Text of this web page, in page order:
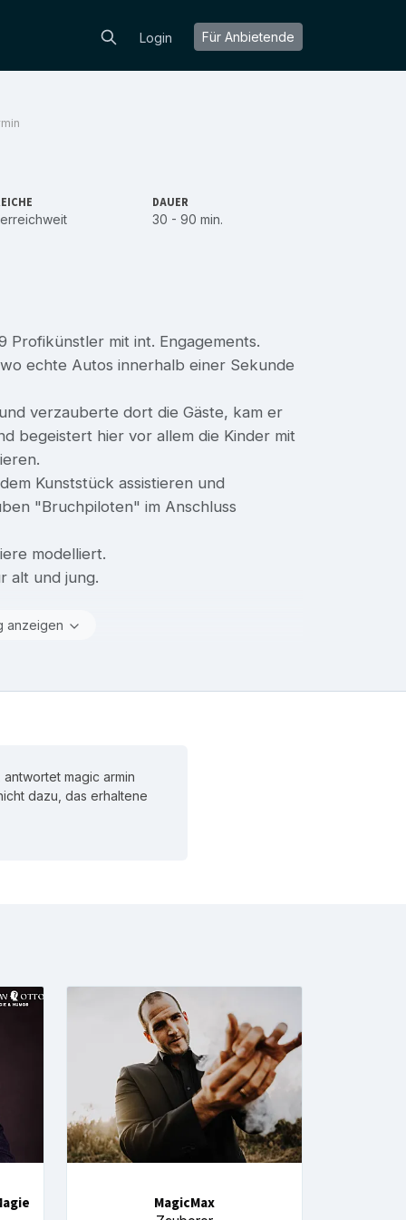
Login Für Anbietende
DAUER
30 - 90 min.
Profikünstler mit int. Engagements.
echte Autos innerhalb einer Sekunde
verzauberte dort die Gäste, kam er
begeistert hier vor allem die Kinder mit
Kunststück assistieren und
"Bruchpiloten" im Anschluss
modelliert.
alt und jung.
anzeigen
magic armin
dazu, das erhaltene
MagicMax